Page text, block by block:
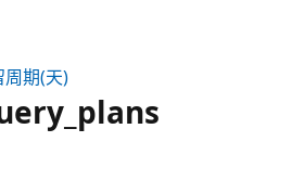
期(天)